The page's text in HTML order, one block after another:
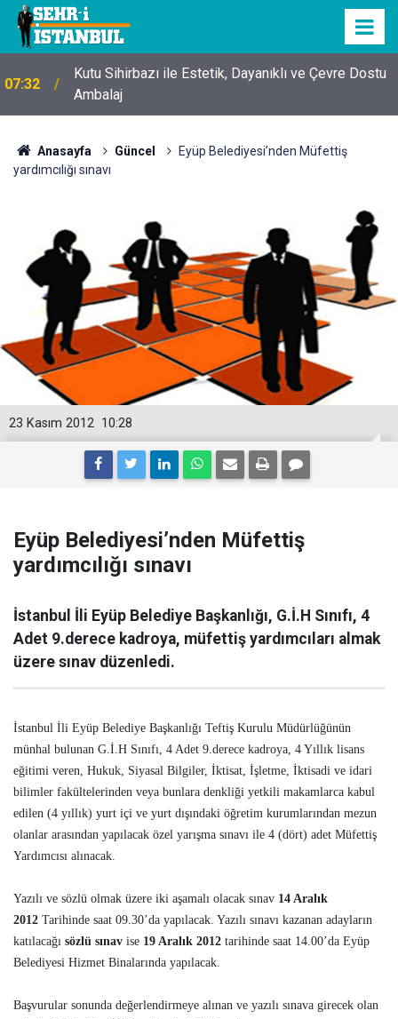
07:32
Kutu Sihirbazı ile Estetik, Dayanıklı ve Çevre Dostu
Ambalaj
Anasayfa Güncel
Eyüp Belediyesi’nden Müfettiş
yardımcılığı sınavı
10:28
23 Kasım 2012
Eyüp Belediyesi’nden Müfettiş
yardımcılığı sınavı
İstanbul İli Eyüp Belediye Başkanlığı, G.İ.H Sınıfı, 4
Adet 9.derece kadroya, müfettiş yardımcıları almak
üzere sınav düzenledi.
İstanbul İli Eyüp Belediye Başkanlığı Teftiş Kurulu Müdürlüğünün
münhal bulunan G.İ.H Sınıfı, 4 Adet 9.derece kadroya, 4 Yıllık lisans
eğitimi veren, Hukuk, Siyasal Bilgiler, İktisat, İşletme, İktisadi ve idari
bilimler fakültelerinden veya bunlara denkliği yetkili makamlarca kabul
edilen (4 yıllık) yurt içi ve yurt dışındaki öğretim kurumlarından mezun
olanlar arasından yapılacak özel yarışma sınavı ile 4 (dört) adet Müfettiş
Yardımcısı alınacak.
Yazılı ve sözlü olmak üzere iki aşamalı olacak sınav 14 Aralık
2012 Tarihinde saat 09.30’da yapılacak. Yazılı sınavı kazanan adayların
katılacağı sözlü sınav ise 19 Aralık 2012 tarihinde saat 14.00’da Eyüp
Belediyesi Hizmet Binalarında yapılacak.
Başvurular sonunda değerlendirmeye alınan ve yazılı sınava girecek olan